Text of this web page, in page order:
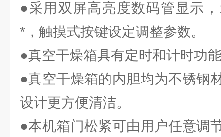
●采用双屏高亮度数码管显示
*，触摸式按键设定调整参数。
●真空干燥箱具有定时和计时功
●真空干燥箱的内胆均为不锈钢
设计更方便清洁。
●本机箱门松紧可由用户任意调